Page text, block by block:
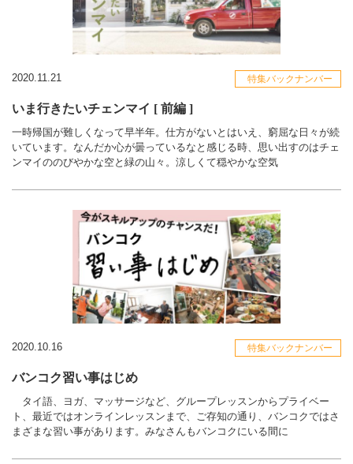
2020.11.21 特集バックナンバー
いま行きたいチェンマイ [ 前編 ]
一時帰国が難しくなって早半年。仕方がないとはいえ、窮屈な日々が続
いています。なんだか心が曇っているなと感じる時、思い出すのはチェ
ンマイののびやかな空と緑の山々。涼しくて穏やかな空気
2020.10.16 特集バックナンバー
バンコク習い事はじめ
タイ語、ヨガ、マッサージなど、グループレッスンからプライベー
ト、最近ではオンラインレッスンまで、ご存知の通り、バンコクではさ
まざまな習い事があります。みなさんもバンコクにいる間に